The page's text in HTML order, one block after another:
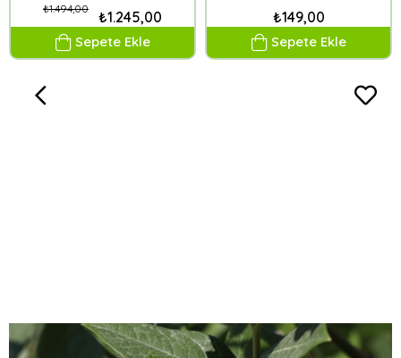
₺1.245,00
₺1.494,00
Sepete Ekle
₺149,00
Sepete Ekle